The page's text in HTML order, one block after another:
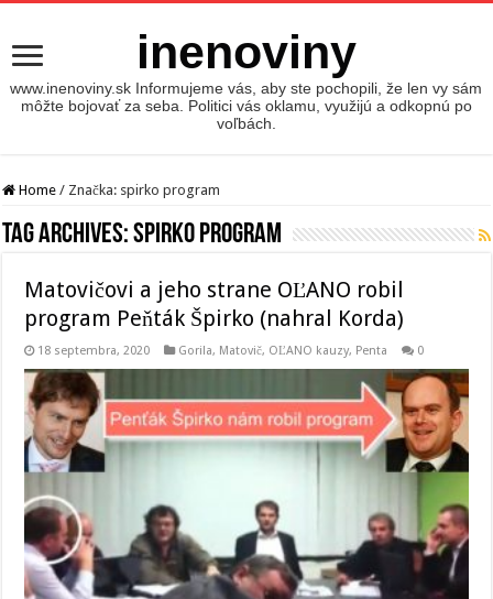
inenoviny
www.inenoviny.sk Informujeme vás, aby ste pochopili, že len vy sám
môžte bojovať za seba. Politici vás oklamu, využijú a odkopnú po
voľbách.
Home / Značka: spirko program
Tag Archives:spirko program
Matovičovi a jeho strane OĽANO robil
program Peňták Špirko (nahral Korda)
18 septembra, 2020 Gorila, Matovič, OĽANO kauzy, Penta 0